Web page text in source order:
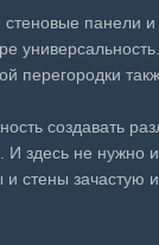
стеновые панели
создавать
И здесь не нужно
и стены зачастую